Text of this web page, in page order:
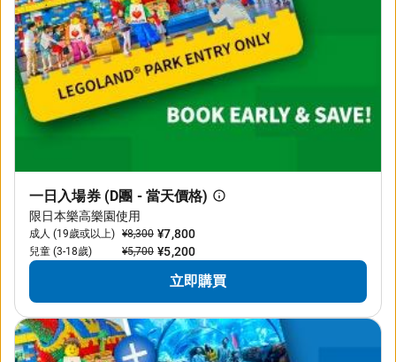
一日入場券 (D團 - 當天價格)
限日本樂高樂園使用
成人 (19歲或以上) ¥8,300 ¥7,800
兒童 (3-18歲) ¥5,700 ¥5,200
立即購買